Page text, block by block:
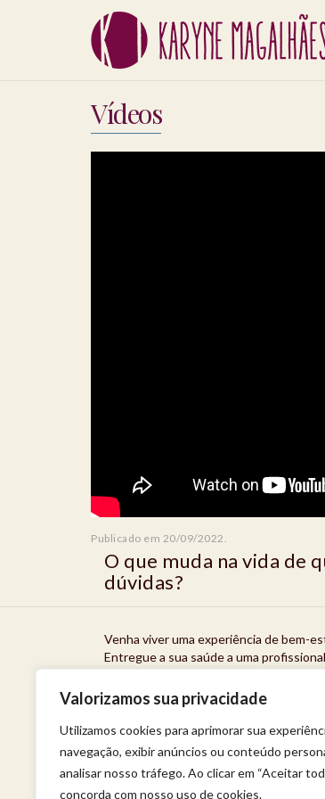
Valorizamos sua privacidade
Utilizamos cookies para aprimorar sua
navegação, exibir anúncios ou conteúdo
analisar nosso tráfego. Ao clicar em “Aceitar
concorda com nosso uso de cookies.
Vídeos
Publicado em 20/09/2022.
O que muda na vida de
dúvidas?
Venha viver uma experiência de bem-
Entregue a sua saúde a uma